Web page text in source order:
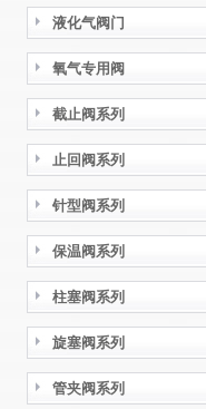
液化气阀门
氧气专用阀
截止阀系列
止回阀系列
针型阀系列
保温阀系列
柱塞阀系列
旋塞阀系列
管夹阀系列